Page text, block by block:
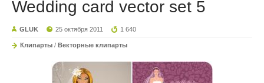
Wedding card vector set 5
GLUK 25 октября 2011 1 640
Клипарты / Векторные клипарты